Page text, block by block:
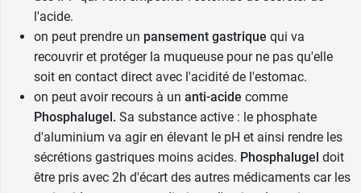
L'effet de nombreux médicaments peut être
diminué par les antiacides. C'est pourquoi il est
important de signaler à votre médecin ou
pharmacien tout autre traitement en cours.
Par précaution, l'antiacide et un autre
médicament ne doivent pas être utilisé au même
moment. L'autre médicament pourra ainsi être
pris à distance de l'antiacide, 2 heures avant par
exemple.
l'acide.
on peut prendre un pansement gastrique qui va
recouvrir et protéger la muqueuse pour ne pas qu'elle
soit en contact direct avec l'acidité de l'estomac.
on peut avoir recours à un anti-acide comme
Phosphalugel. Sa substance active : le phosphate
d'aluminium va agir en élevant le pH et ainsi rendre les
sécrétions gastriques moins acides. Phosphalugel doit
être pris avec 2h d'écart des autres médicaments car les